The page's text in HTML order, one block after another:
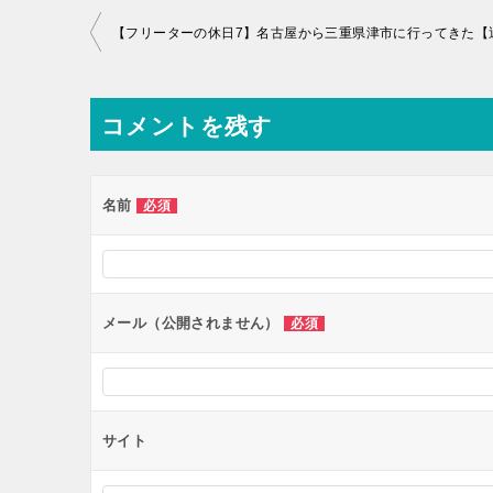
投
ナ
ビ
ー
ョ
ン
コメントを残す
名前 必須
メール（公開されません） 必須
サイト